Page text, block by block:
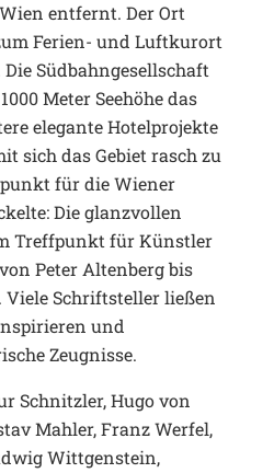
entfernt. Der Ort
Ferien- und Luftkurort
Südbahngesellschaft
Meter Seehöhe das
elegante Hotelprojekte
sich das Gebiet rasch zu
für die Wiener
Die glanzvollen
Treffpunkt für Künstler
Peter Altenberg bis
Schriftsteller ließen
und
Zeugnisse.
Schnitzler, Hugo von
Mahler, Franz Werfel,
Wittgenstein,